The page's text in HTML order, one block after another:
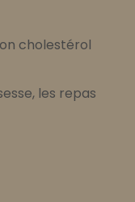
cholestérol
les repas